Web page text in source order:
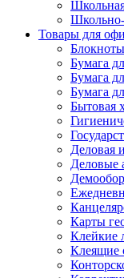
Товары для
Бумага
Бумага
Бумага
Бытовая
Деловая
Деловые
Карты
Клейкие
Клеящие